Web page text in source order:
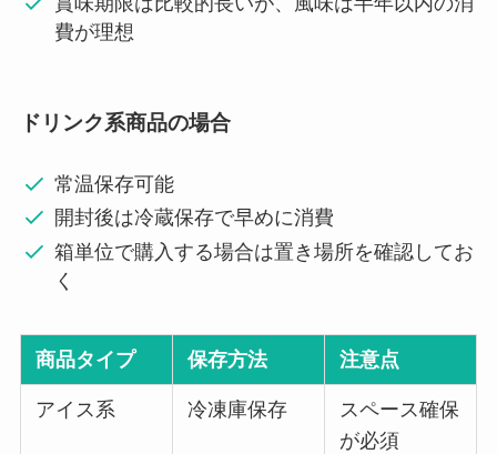
費が理想
ドリンク系商品の場合
常温保存可能
開封後は冷蔵保存で早めに消費
箱単位で購入する場合は置き場所を確認してお
く
商品タイプ 保存方法 注意点
アイス系 冷凍庫保存
スペース確保
が必須